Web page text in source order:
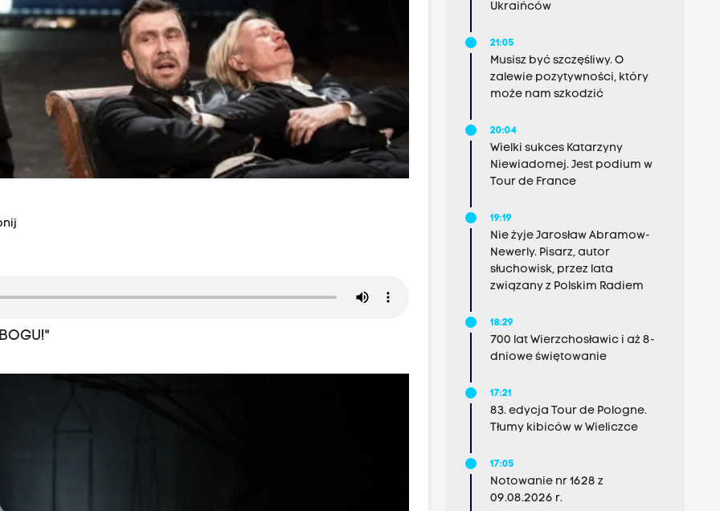
Ukraińców
21:05
Musisz być szczęśliwy. O
zalewie pozytywności, który
może nam szkodzić
20:04
Wielki sukces Katarzyny
Niewiadomej. Jest podium w
Tour de France
19:19
Nie żyje Jarosław Abramow-
Newerly. Pisarz, autor
słuchowisk, przez lata
związany z Polskim Radiem
18:29
700 lat Wierzchosławic i aż 8-
dniowe świętowanie
17:21
83. edycja Tour de Pologne.
Tłumy kibiców w Wieliczce
17:05
Notowanie nr 1628 z
09.08.2026 r.